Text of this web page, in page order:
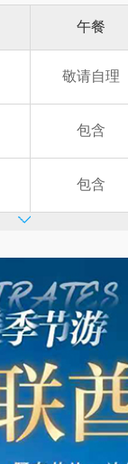
午餐
敬请自理
包含
包含